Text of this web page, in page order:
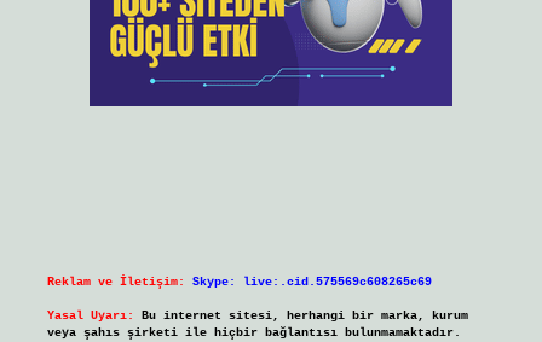
Reklam ve İletişim: Skype: live:.cid.575569c608265c69
Yasal Uyarı:
Bu internet sitesi, herhangi bir marka, kurum
veya şahıs şirketi ile hiçbir bağlantısı bulunmamaktadır.